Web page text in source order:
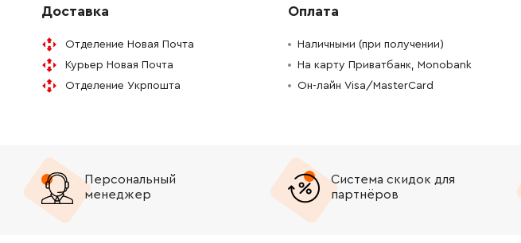
Доставка
Отделение Новая Почта
Курьер Новая Почта
Отделение Укрпошта
Оплата
Наличными (при получении)
На карту Приватбанк, Monobank
Он-лайн Visa/MasterCard
Персональный
менеджер
Система скидок для
партнёров